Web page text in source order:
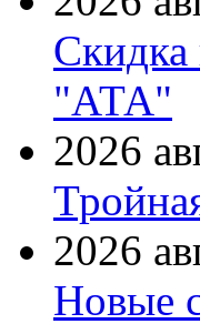
Скидка
"АТА"
2026
2026
Новые